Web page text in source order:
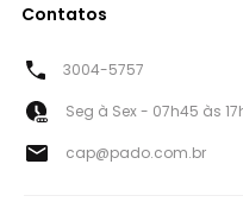
Contatos
3004-5757
Seg à Sex - 07h45 às
cap@pado.com.br